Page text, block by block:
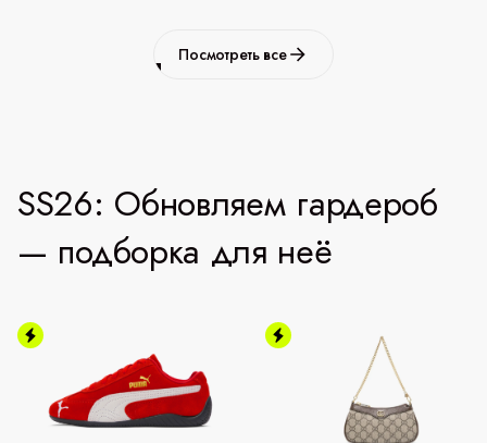
Посмотреть все
SS26: Обновляем гардероб
— подборка для неё